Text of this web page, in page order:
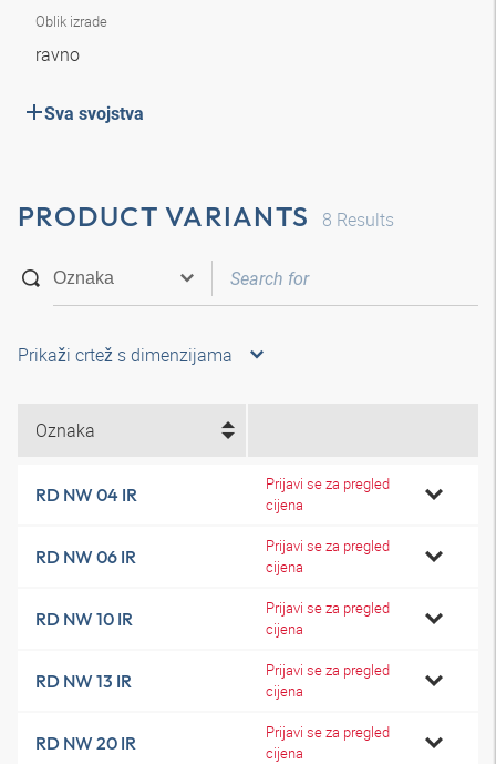
Oblik izrade
ravno
Sva svojstva
PRODUCT VARIANTS 8 Results
Prikaži crtež s dimenzijama
Oznaka
RD NW 04 IR
Prijavi se za pregled
cijena
RD NW 06 IR
Prijavi se za pregled
cijena
RD NW 10 IR
Prijavi se za pregled
cijena
RD NW 13 IR
Prijavi se za pregled
cijena
RD NW 20 IR
Prijavi se za pregled
cijena